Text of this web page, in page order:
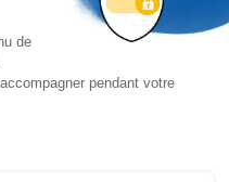
Trouver un
professionnel